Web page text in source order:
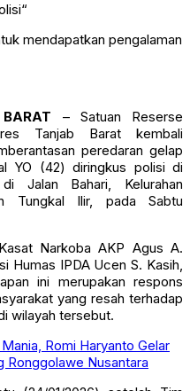
mendapatkan pengalaman
– Satuan Reserse
Tanjab Barat kembali
peredaran gelap
YO (42) diringkus polisi di
Jalan Bahari, Kelurahan
Tungkal Ilir, pada Sabtu
Narkoba AKP Agus A.
Humas IPDA Ucen S. Kasih,
ini merupakan respons
yang resah terhadap
wilayah tersebut.
Romi Haryanto Gelar
Ronggolawe Nusantara